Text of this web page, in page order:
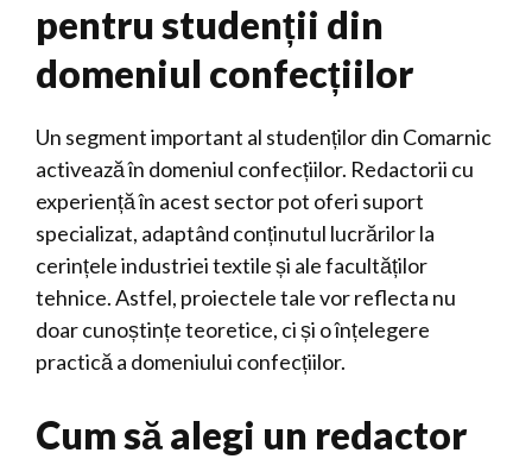
pentru studenții din
domeniul confecțiilor
Un segment important al studenților din Comarnic
activează în domeniul confecțiilor. Redactorii cu
experiență în acest sector pot oferi suport
specializat, adaptând conținutul lucrărilor la
cerințele industriei textile și ale facultăților
tehnice. Astfel, proiectele tale vor reflecta nu
doar cunoștințe teoretice, ci și o înțelegere
practică a domeniului confecțiilor.
Cum să alegi un redactor